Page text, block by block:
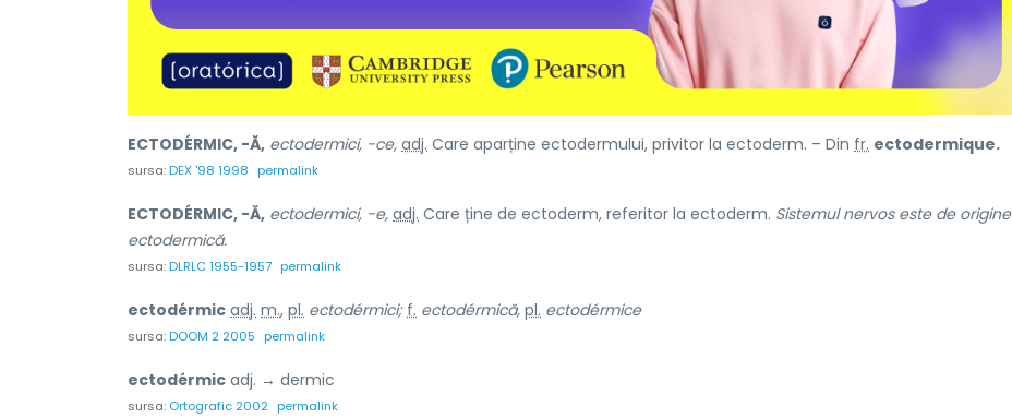
ECTODÉRMIC, -Ă, ectodermici, -ce, adj. Care aparține ectodermului, privitor la ectoderm. – Din fr. ectodermique.
sursa:DEX '98 1998 permalink
ECTODÉRMIC, -Ă, ectodermici, -e, adj. Care ține de ectoderm, referitor la ectoderm. Sistemul nervos este de origine
ectodermică.
sursa:DLRLC 1955-1957 permalink
ectodérmic adj. m., pl. ectodérmici; f. ectodérmică, pl. ectodérmice
sursa:DOOM 2 2005 permalink
ectodérmic adj. → dermic
sursa: Ortografic 2002 permalink